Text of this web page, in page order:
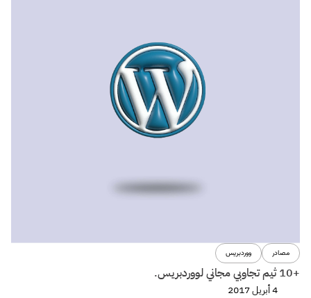
مصادر ووردبريس
+10 ثيم تجاوبي مجاني لووردبريس.
4 أبريل 2017